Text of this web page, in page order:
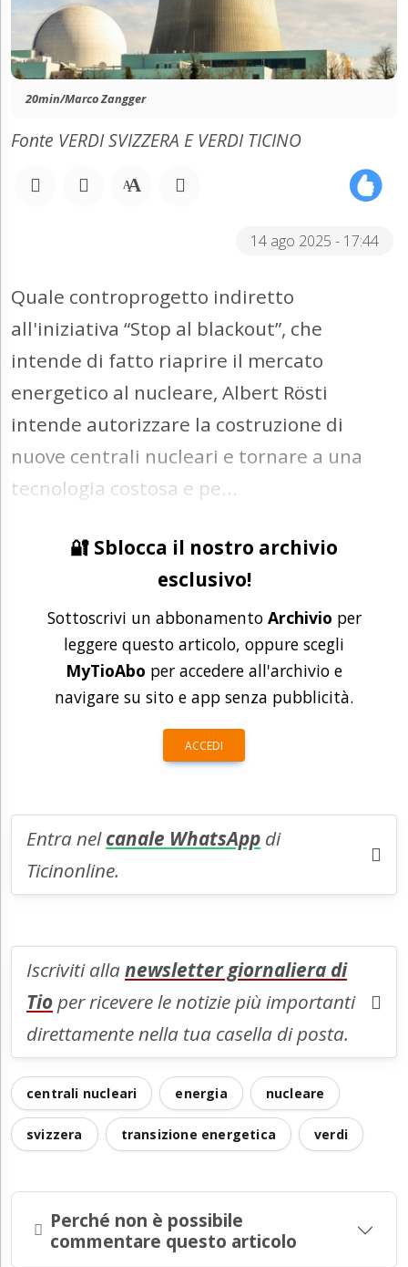
20min/Marco Zangger
Fonte VERDI SVIZZERA E VERDI TICINO
14 ago 2025 - 17:44
Quale controprogetto indiretto
all'iniziativa “Stop al blackout”, che
intende di fatto riaprire il mercato
energetico al nucleare, Albert Rösti
intende autorizzare la costruzione di
nuove centrali nucleari e tornare a una
tecnologia costosa e pe...
🔐 Sblocca il nostro archivio
esclusivo!
Sottoscrivi un abbonamento Archivio per
leggere questo articolo, oppure scegli
MyTioAbo per accedere all'archivio e
navigare su sito e app senza pubblicità.
ACCEDI
Entra nelcanale WhatsApp di
Ticinonline.
Iscriviti allanewsletter giornaliera di
Tioper ricevere le notizie più importanti
direttamente nella tua casella di posta.
centrali nucleari energia nucleare
svizzera transizione energetica verdi
Perché non è possibile
commentare questo articolo